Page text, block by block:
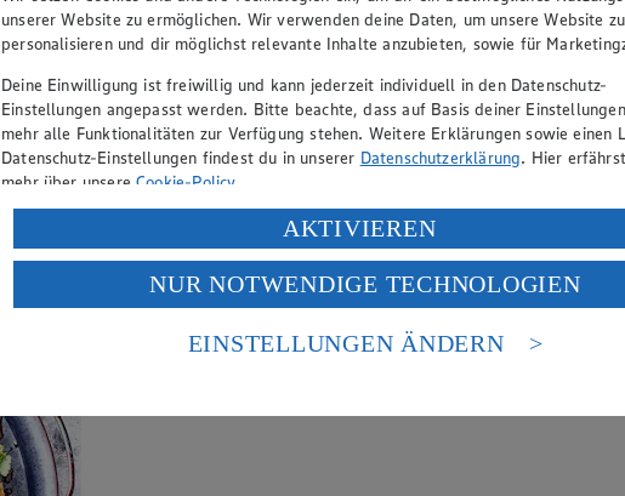
unserer Website zu ermöglichen. Wir verwenden deine Daten, um unsere Website zu
personalisieren und dir möglichst relevante Inhalte anzubieten, sowie für
Deine Einwilligung ist freiwillig und kann jederzeit individuell in den Datenschutz-
Einstellungen angepasst werden. Bitte beachte, dass auf Basis deiner
mehr alle Funktionalitäten zur Verfügung stehen. Weitere Erklärungen sowie einen
Datenschutz-Einstellungen findest du in unserer Datenschutzerklärung. Hier
mehr über unsereCookie-Policy.
Verarbeitung deiner personenbezogenen Daten in den USA durch Facebook und
Wenn du auf „Aktivieren“ klickst, willigst du im Sinne des Art. 49 Abs. 1 Satz 1 lit.
ein, dass deine Daten in den USA verarbeitet werden. Der EuGH sieht die USA als
einem nach europäischen Standards nicht angemessenen Datenschutzniveau an. Es
Risiko eines Zugriffs durch US-amerikanische Behörden.
AKTIVIEREN
NUR NOTWENDIGE TECHNOLOGIEN
EINSTELLUNGEN ÄNDERN